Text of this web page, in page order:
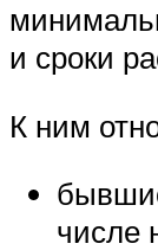
и сроки
К ним
числе